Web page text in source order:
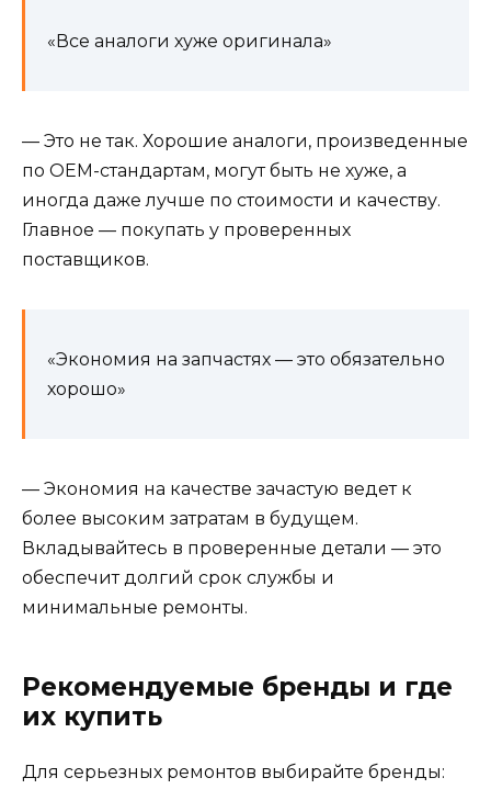
«Все аналоги хуже оригинала»
— Это не так. Хорошие аналоги, произведенные
по OEM-стандартам, могут быть не хуже, а
иногда даже лучше по стоимости и качеству.
Главное — покупать у проверенных
поставщиков.
«Экономия на запчастях — это обязательно
хорошо»
— Экономия на качестве зачастую ведет к
более высоким затратам в будущем.
Вкладывайтесь в проверенные детали — это
обеспечит долгий срок службы и
минимальные ремонты.
Рекомендуемые бренды и где
их купить
Для серьезных ремонтов выбирайте бренды: